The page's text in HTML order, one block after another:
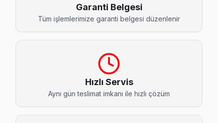
Akşemsettin Thomson Anakart Tamiri →
Alemdar Thomson Servis
Thomson Servis Merkezi →
Ali Kuşçu Thomson Servis
Fatih'da Ali Kuşçu mahallesi için Thomson TV tamir
Garanti Belgesi
Tüm işlemlerimize garanti belgesi düzenlenir
Hızlı Servis
Aynı gün teslimat imkanı ile hızlı çözüm